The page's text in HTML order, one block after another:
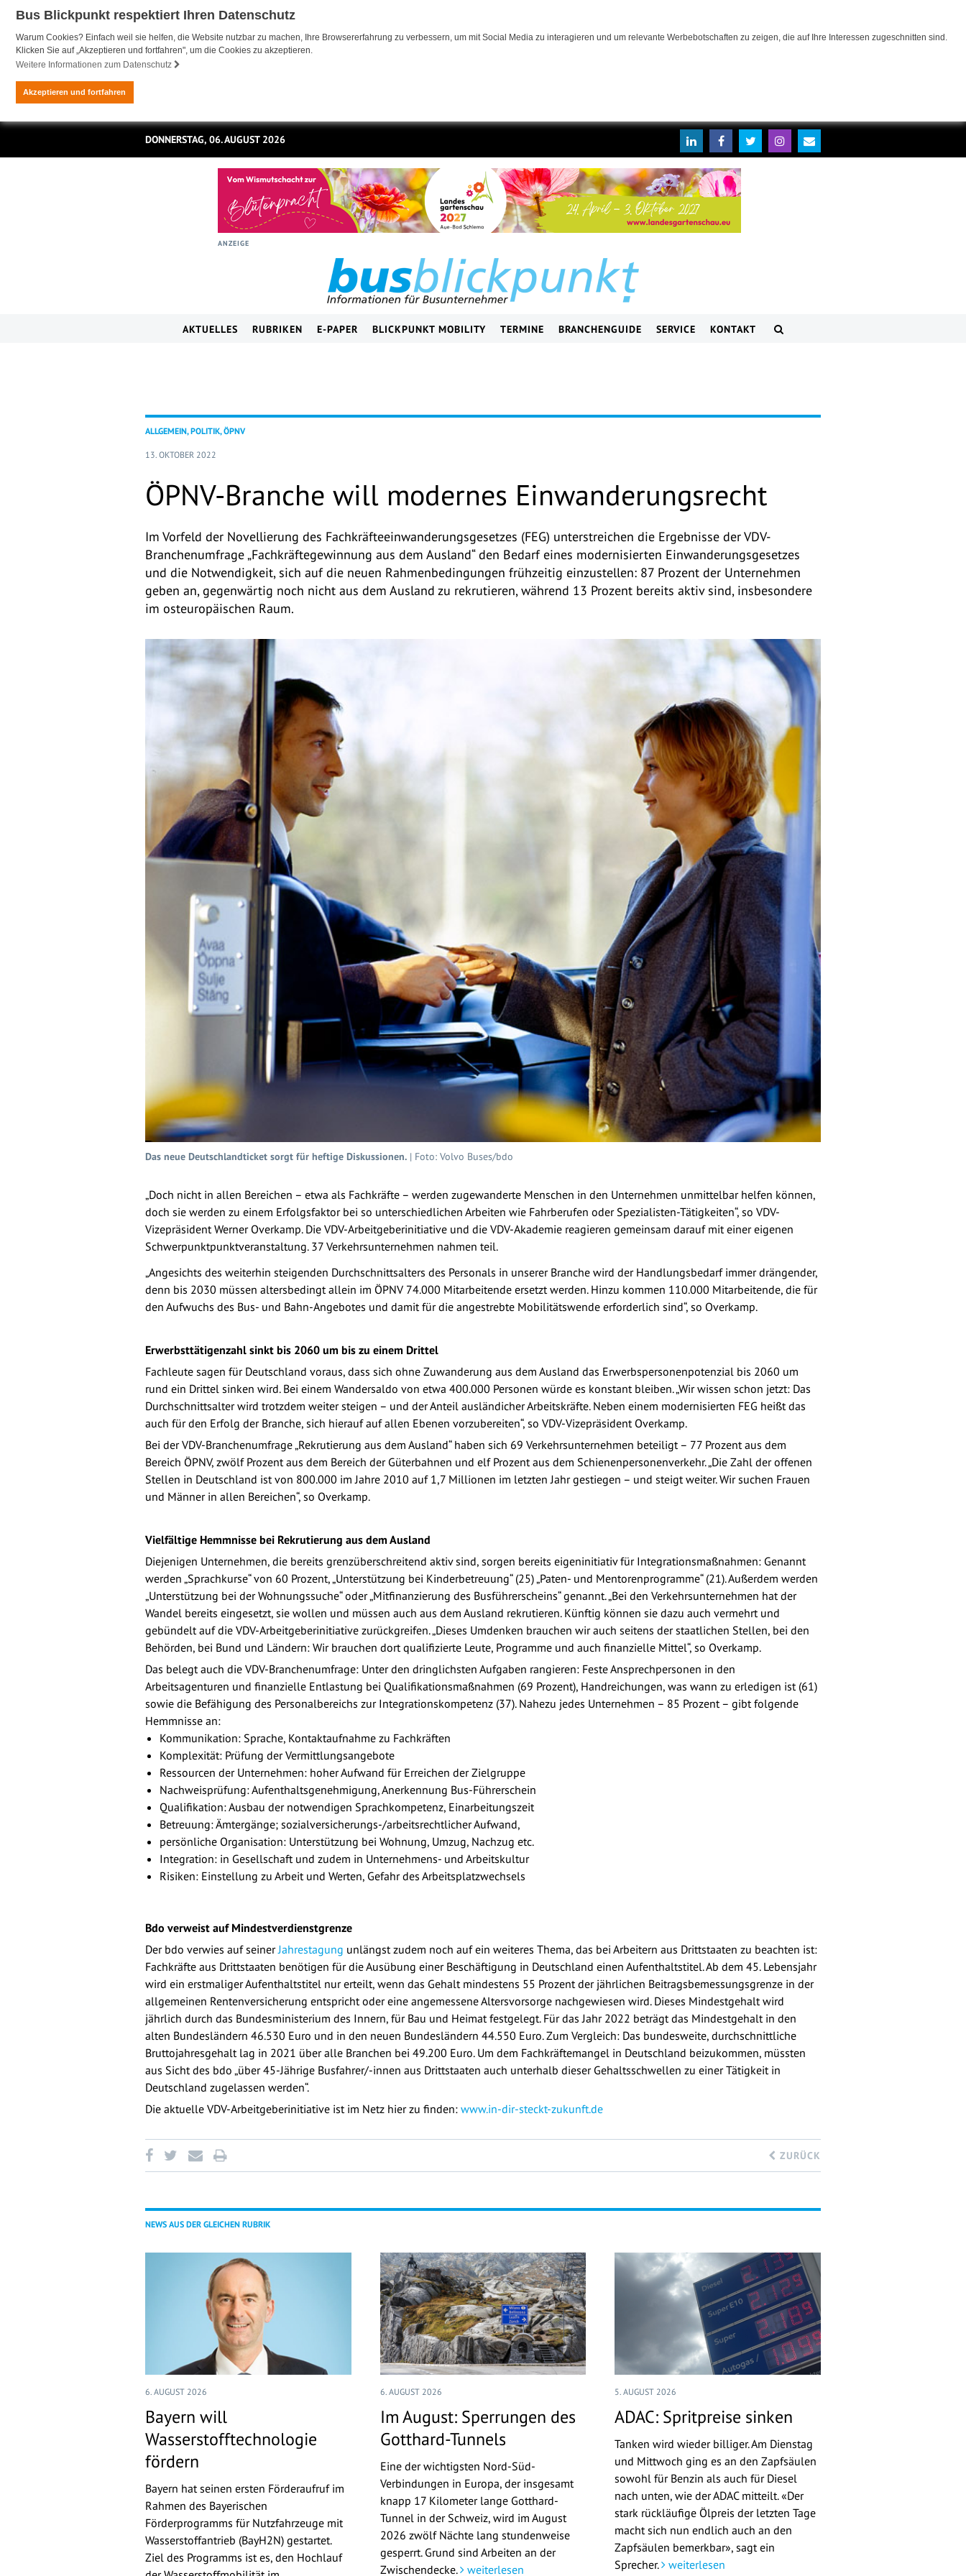
Bus Blickpunkt respektiert Ihren Datenschutz
Warum Cookies? Einfach weil sie helfen, die Website nutzbar zu machen, Ihre Browsererfahrung zu verbessern, um mit Social Media zu interagieren und um relevante Werbebotschaften zu zeigen, die auf Ihre Interessen zugeschnitten sind.
Klicken Sie auf „Akzeptieren und fortfahren", um die Cookies zu akzeptieren.
Weitere Informationen zum Datenschutz
Akzeptieren und fortfahren
DONNERSTAG, 06. AUGUST 2026
ANZEIGE
AKTUELLES RUBRIKEN E-PAPER BLICKPUNKT MOBILITY TERMINE BRANCHENGUIDE SERVICE KONTAKT
ALLGEMEIN, POLITIK, ÖPNV
13. OKTOBER 2022
ÖPNV-Branche will modernes Einwanderungsrecht
Im Vorfeld der Novellierung des Fachkräfteeinwanderungsgesetzes (FEG) unterstreichen die Ergebnisse der VDV-
Branchenumfrage „Fachkräftegewinnung aus dem Ausland“ den Bedarf eines modernisierten Einwanderungsgesetzes
und die Notwendigkeit, sich auf die neuen Rahmenbedingungen frühzeitig einzustellen: 87 Prozent der Unternehmen
geben an, gegenwärtig noch nicht aus dem Ausland zu rekrutieren, während 13 Prozent bereits aktiv sind, insbesondere
im osteuropäischen Raum.
Das neue Deutschlandticket sorgt für heftige Diskussionen. | Foto: Volvo Buses/bdo
„Doch nicht in allen Bereichen – etwa als Fachkräfte – werden zugewanderte Menschen in den Unternehmen unmittelbar helfen können,
doch sie werden zu einem Erfolgsfaktor bei so unterschiedlichen Arbeiten wie Fahrberufen oder Spezialisten-Tätigkeiten“, so VDV-
Vizepräsident Werner Overkamp. Die VDV-Arbeitgeberinitiative und die VDV-Akademie reagieren gemeinsam darauf mit einer eigenen
Schwerpunktpunktveranstaltung. 37 Verkehrsunternehmen nahmen teil.
„Angesichts des weiterhin steigenden Durchschnittsalters des Personals in unserer Branche wird der Handlungsbedarf immer drängender,
denn bis 2030 müssen altersbedingt allein im ÖPNV 74.000 Mitarbeitende ersetzt werden. Hinzu kommen 110.000 Mitarbeitende, die für
den Aufwuchs des Bus- und Bahn-Angebotes und damit für die angestrebte Mobilitätswende erforderlich sind“, so Overkamp.
Erwerbsttätigenzahl sinkt bis 2060 um bis zu einem Drittel
Fachleute sagen für Deutschland voraus, dass sich ohne Zuwanderung aus dem Ausland das Erwerbspersonenpotenzial bis 2060 um
rund ein Drittel sinken wird. Bei einem Wandersaldo von etwa 400.000 Personen würde es konstant bleiben. „Wir wissen schon jetzt: Das
Durchschnittsalter wird trotzdem weiter steigen – und der Anteil ausländicher Arbeitskräfte. Neben einem modernisierten FEG heißt das
auch für den Erfolg der Branche, sich hierauf auf allen Ebenen vorzubereiten“, so VDV-Vizepräsident Overkamp.
Bei der VDV-Branchenumfrage „Rekrutierung aus dem Ausland“ haben sich 69 Verkehrsunternehmen beteiligt – 77 Prozent aus dem
Bereich ÖPNV, zwölf Prozent aus dem Bereich der Güterbahnen und elf Prozent aus dem Schienenpersonenverkehr. „Die Zahl der offenen
Stellen in Deutschland ist von 800.000 im Jahre 2010 auf 1,7 Millionen im letzten Jahr gestiegen – und steigt weiter. Wir suchen Frauen
und Männer in allen Bereichen“, so Overkamp.
Vielfältige Hemmnisse bei Rekrutierung aus dem Ausland
Diejenigen Unternehmen, die bereits grenzüberschreitend aktiv sind, sorgen bereits eigeninitiativ für Integrationsmaßnahmen: Genannt
werden „Sprachkurse“ von 60 Prozent, „Unterstützung bei Kinderbetreuung“ (25) „Paten- und Mentorenprogramme“ (21). Außerdem werden
„Unterstützung bei der Wohnungssuche“ oder „Mitfinanzierung des Busführerscheins“ genannt. „Bei den Verkehrsunternehmen hat der
Wandel bereits eingesetzt, sie wollen und müssen auch aus dem Ausland rekrutieren. Künftig können sie dazu auch vermehrt und
gebündelt auf die VDV-Arbeitgeberinitiative zurückgreifen. „Dieses Umdenken brauchen wir auch seitens der staatlichen Stellen, bei den
Behörden, bei Bund und Ländern: Wir brauchen dort qualifizierte Leute, Programme und auch finanzielle Mittel“, so Overkamp.
Das belegt auch die VDV-Branchenumfrage: Unter den dringlichsten Aufgaben rangieren: Feste Ansprechpersonen in den
Arbeitsagenturen und finanzielle Entlastung bei Qualifikationsmaßnahmen (69 Prozent), Handreichungen, was wann zu erledigen ist (61)
sowie die Befähigung des Personalbereichs zur Integrationskompetenz (37). Nahezu jedes Unternehmen – 85 Prozent – gibt folgende
Hemmnisse an:
Kommunikation: Sprache, Kontaktaufnahme zu Fachkräften
Komplexität: Prüfung der Vermittlungsangebote
Ressourcen der Unternehmen: hoher Aufwand für Erreichen der Zielgruppe
Nachweisprüfung: Aufenthaltsgenehmigung, Anerkennung Bus-Führerschein
Qualifikation: Ausbau der notwendigen Sprachkompetenz, Einarbeitungszeit
Betreuung: Ämtergänge; sozialversicherungs-/arbeitsrechtlicher Aufwand,
persönliche Organisation: Unterstützung bei Wohnung, Umzug, Nachzug etc.
Integration: in Gesellschaft und zudem in Unternehmens- und Arbeitskultur
Risiken: Einstellung zu Arbeit und Werten, Gefahr des Arbeitsplatzwechsels
Bdo verweist auf Mindestverdienstgrenze
Der bdo verwies auf seinerJahrestagung unlängst zudem noch auf ein weiteres Thema, das bei Arbeitern aus Drittstaaten zu beachten ist:
Fachkräfte aus Drittstaaten benötigen für die Ausübung einer Beschäftigung in Deutschland einen Aufenthaltstitel. Ab dem 45. Lebensjahr
wird ein erstmaliger Aufenthaltstitel nur erteilt, wenn das Gehalt mindestens 55 Prozent der jährlichen Beitragsbemessungsgrenze in der
allgemeinen Rentenversicherung entspricht oder eine angemessene Altersvorsorge nachgewiesen wird. Dieses Mindestgehalt wird
jährlich durch das Bundesministerium des Innern, für Bau und Heimat festgelegt. Für das Jahr 2022 beträgt das Mindestgehalt in den
alten Bundesländern 46.530 Euro und in den neuen Bundesländern 44.550 Euro. Zum Vergleich: Das bundesweite, durchschnittliche
Bruttojahresgehalt lag in 2021 über alle Branchen bei 49.200 Euro. Um dem Fachkräftemangel in Deutschland beizukommen, müssten
aus Sicht des bdo „über 45-Jährige Busfahrer/-innen aus Drittstaaten auch unterhalb dieser Gehaltsschwellen zu einer Tätigkeit in
Deutschland zugelassen werden“.
Die aktuelle VDV-Arbeitgeberinitiative ist im Netz hier zu finden: www.in-dir-steckt-zukunft.de
ZURÜCK
NEWS AUS DER GLEICHEN RUBRIK
6. AUGUST 2026
Bayern will
Wasserstofftechnologie
fördern
Bayern hat seinen ersten Förderaufruf im
Rahmen des Bayerischen
Förderprogramms für Nutzfahrzeuge mit
Wasserstoffantrieb (BayH2N) gestartet.
Ziel des Programms ist es, den Hochlauf
6. AUGUST 2026
Im August: Sperrungen des
Gotthard-Tunnels
Eine der wichtigsten Nord-Süd-
Verbindungen in Europa, der insgesamt
knapp 17 Kilometer lange Gotthard-
Tunnel in der Schweiz, wird im August
2026 zwölf Nächte lang stundenweise
gesperrt. Grund sind Arbeiten an der
Zwischendecke. weiterlesen
5. AUGUST 2026
ADAC: Spritpreise sinken
Tanken wird wieder billiger. Am Dienstag
und Mittwoch ging es an den Zapfsäulen
sowohl für Benzin als auch für Diesel
nach unten, wie der ADAC mitteilt. «Der
stark rückläufige Ölpreis der letzten Tage
macht sich nun endlich auch an den
Zapfsäulen bemerkbar», sagt ein
Sprecher. weiterlesen